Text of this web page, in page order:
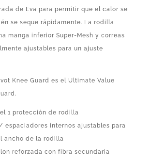
de Eva para permitir que el calor se
se seque rápidamente. La rodilla
manga inferior Super-Mesh y correas
ajustables para un ajuste
Knee Guard es el Ultimate Value
1 protección de rodilla
espaciadores internos ajustables para
ancho de la rodilla
reforzada con fibra secundaria